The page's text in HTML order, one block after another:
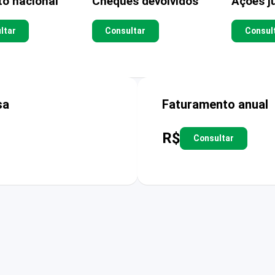
Consultar
Faturamento anual
R$ Consultar